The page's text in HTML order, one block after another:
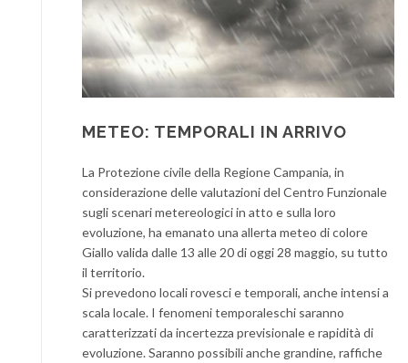
METEO: TEMPORALI IN ARRIVO
La Protezione civile della Regione Campania, in
considerazione delle valutazioni del Centro Funzionale
sugli scenari metereologici in atto e sulla loro
evoluzione, ha emanato una allerta meteo di colore
Giallo valida dalle 13 alle 20 di oggi 28 maggio, su tutto
il territorio.
Si prevedono locali rovesci e temporali, anche intensi a
scala locale. I fenomeni temporaleschi saranno
caratterizzati da incertezza previsionale e rapidità di
evoluzione. Saranno possibili anche grandine, raffiche